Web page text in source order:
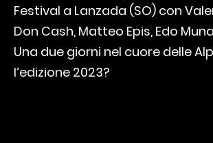
Festival a Lanzada (SO) con
Don Cash, Matteo Epis, Edo
Una due giorni nel cuore delle
l’edizione 2023?